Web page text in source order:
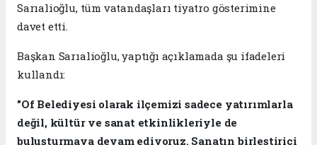
Sarıalioğlu, tüm vatandaşları tiyatro gösterimine
davet etti.
Başkan Sarıalioğlu, yaptığı açıklamada şu ifadeleri
kullandı:
"Of Belediyesi olarak ilçemizi sadece yatırımlarla
değil, kültür ve sanat etkinlikleriyle de
buluşturmaya devam ediyoruz. Sanatın birleştirici